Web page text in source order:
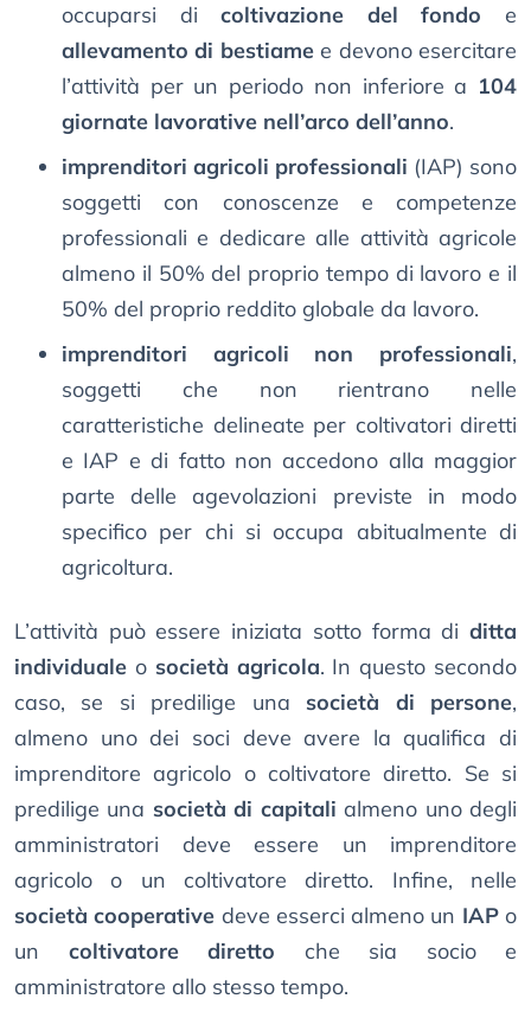
occuparsi dicoltivazione del fondo e
allevamento di bestiamee devono esercitare
l’attività per un periodo non inferiore a 104
giornate lavorative nell’arco dell’anno.
imprenditori agricoli professionali (IAP) sono
soggetti con conoscenze e competenze
professionali e dedicare alle attività agricole
almeno il 50% del proprio tempo di lavoro e il
50% del proprio reddito globale da lavoro.
imprenditori agricoli non professionali,
soggetti che non rientrano nelle
caratteristiche delineate per coltivatori diretti
e IAP e di fatto non accedono alla maggior
parte delle agevolazioni previste in modo
specifico per chi si occupa abitualmente di
agricoltura.
L’attività può essere iniziata sotto forma di ditta
individuale o società agricola. In questo secondo
caso, se si predilige una società di persone,
almeno uno dei soci deve avere la qualifica di
imprenditore agricolo o coltivatore diretto. Se si
predilige una società di capitali almeno uno degli
amministratori deve essere un imprenditore
agricolo o un coltivatore diretto. Infine, nelle
società cooperative deve esserci almeno un IAPo
un coltivatore diretto che sia socio e
amministratore allo stesso tempo.